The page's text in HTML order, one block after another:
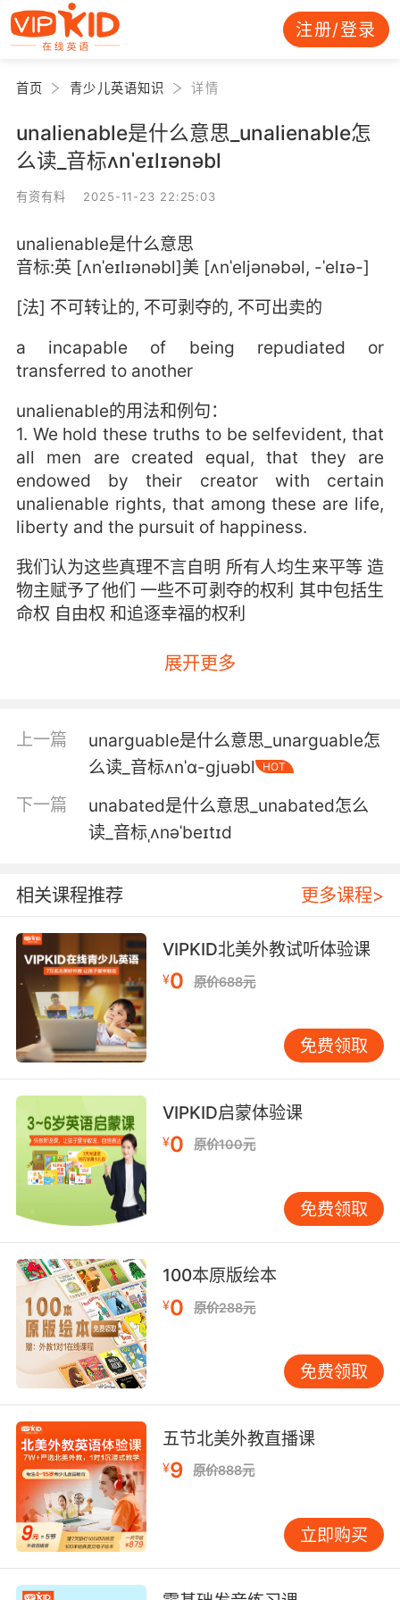
注册/登录
首页 青少儿英语知识 详情
unalienable是什么意思_unalienable怎
么读_音标ʌnˈeɪlɪənəbl
有资有料 2025-11-23 22:25:03
unalienable是什么意思
音标:英 [ʌnˈeɪlɪənəbl]美 [ʌnˈeljənəbəl, -ˈelɪə-]
[法] 不可转让的, 不可剥夺的, 不可出卖的
a incapable of being repudiated or
transferred to another
unalienable的用法和例句：
1. We hold these truths to be selfevident, that
all men are created equal, that they are
endowed by their creator with certain
unalienable rights, that among these are life,
liberty and the pursuit of happiness.
我们认为这些真理不言自明 所有人均生来平等 造
物主赋予了他们 一些不可剥夺的权利 其中包括生
命权 自由权 和追逐幸福的权利
展开更多
上一篇
unarguable是什么意思_unarguable怎
么读_音标ʌnˈɑ-gjuəbl
HOT
下一篇
unabated是什么意思_unabated怎么
读_音标ˌʌnəˈbeɪtɪd
相关课程推荐 更多课程>
VIPKID北美外教试听体验课
¥0 原价688元
免费领取
VIPKID启蒙体验课
¥0 原价100元
免费领取
100本原版绘本
¥0 原价288元
免费领取
五节北美外教直播课
¥9 原价888元
立即购买